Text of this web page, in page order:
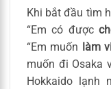
Khi bắt đầu tìm
“Em có được
“Em muốn
làm
muốn đi Osaka
Hokkaido lạnh